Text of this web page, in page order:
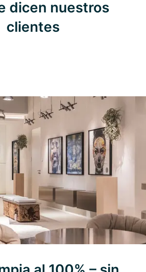
dicen nuestros
clientes